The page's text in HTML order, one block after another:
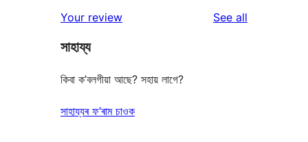
reviews
star
review
Your review See all
সাহায্য
কিবা ক’বলগীয়া আছে? সহায় লাগে?
সাহায্যৰ ফ’ৰাম চাওক